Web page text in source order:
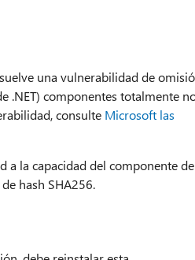
una vulnerabilidad de
.NET) componentes totalmente
consulte Microsoft las
a la capacidad del componente de
hash SHA256.